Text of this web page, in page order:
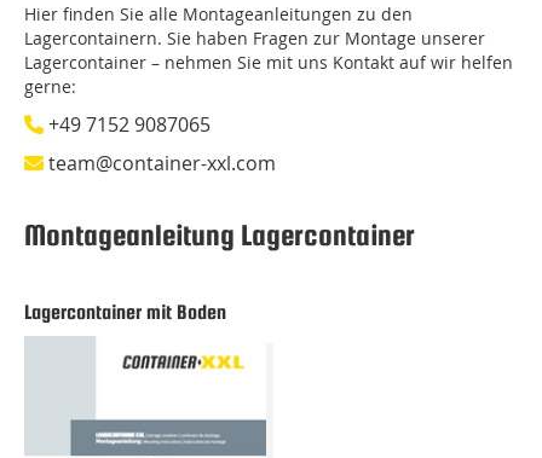
Hier finden Sie alle Montageanleitungen zu den
Lagercontainern. Sie haben Fragen zur Montage unserer
Lagercontainer – nehmen Sie mit uns Kontakt auf wir helfen
gerne:
+49 7152 9087065
team@container-xxl.com
Montageanleitung Lagercontainer
Lagercontainer mit Boden